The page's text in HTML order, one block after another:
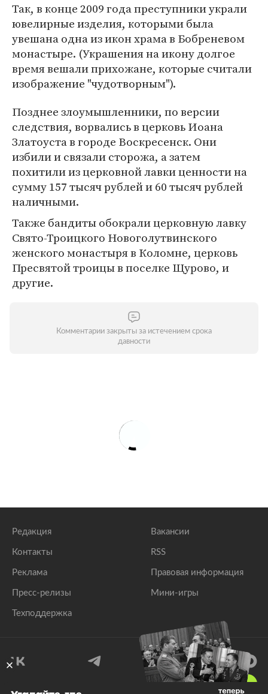
Так, в конце 2009 года преступники украли
ювелирные изделия, которыми была
увешана одна из икон храма в Бобреневом
монастыре. (Украшения на икону долгое
время вешали прихожане, которые считали
изображение "чудотворным").
Позднее злоумышленники, по версии
следствия, ворвались в церковь Иоана
Златоуста в городе Воскресенск. Они
избили и связали сторожа, а затем
похитили из церковной лавки ценности на
сумму 157 тысяч рублей и 60 тысяч рублей
наличными.
Также бандиты обокрали церковную лавку
Свято-Троицкого Новоголутвинского
женского монастыря в Коломне, церковь
Пресвятой троицы в поселке Щурово, и
другие.
Комментарии закрыты за истечением срока
давности
Редакция
Контакты
Реклама
Пресс-релизы
Техподдержка
Вакансии
RSS
Правовая информация
Мини-игры